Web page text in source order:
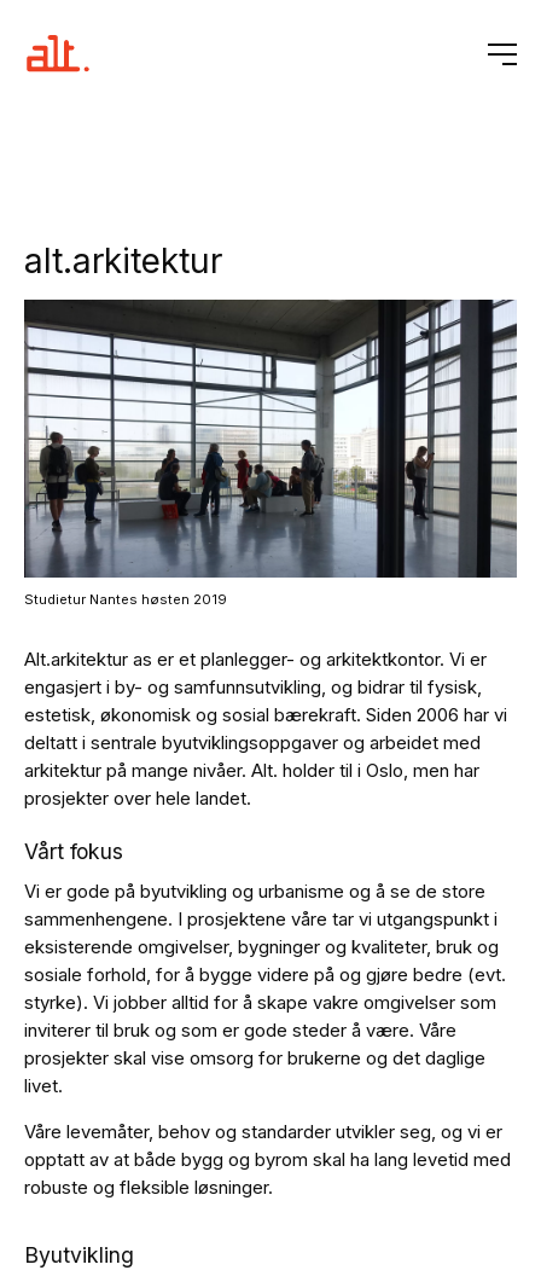
alt.arkitektur
Studietur Nantes høsten 2019
Alt.arkitektur as er et planlegger- og arkitektkontor. Vi er
engasjert i by- og samfunnsutvikling, og bidrar til fysisk,
estetisk, økonomisk og sosial bærekraft. Siden 2006 har vi
deltatt i sentrale byutviklingsoppgaver og arbeidet med
arkitektur på mange nivåer. Alt. holder til i Oslo, men har
prosjekter over hele landet.
Vårt fokus
Vi er gode på byutvikling og urbanisme og å se de store
sammenhengene. I prosjektene våre tar vi utgangspunkt i
eksisterende omgivelser, bygninger og kvaliteter, bruk og
sosiale forhold, for å bygge videre på og gjøre bedre (evt.
styrke). Vi jobber alltid for å skape vakre omgivelser som
inviterer til bruk og som er gode steder å være. Våre
prosjekter skal vise omsorg for brukerne og det daglige
livet.
Våre levemåter, behov og standarder utvikler seg, og vi er
opptatt av at både bygg og byrom skal ha lang levetid med
robuste og fleksible løsninger.
Byutvikling